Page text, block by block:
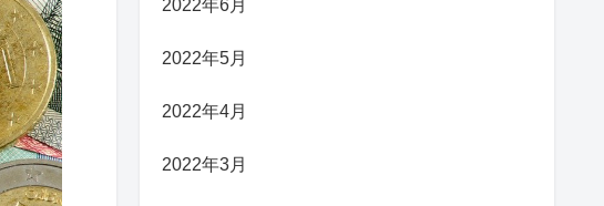
2022年6月
2022年5月
2022年4月
2022年3月